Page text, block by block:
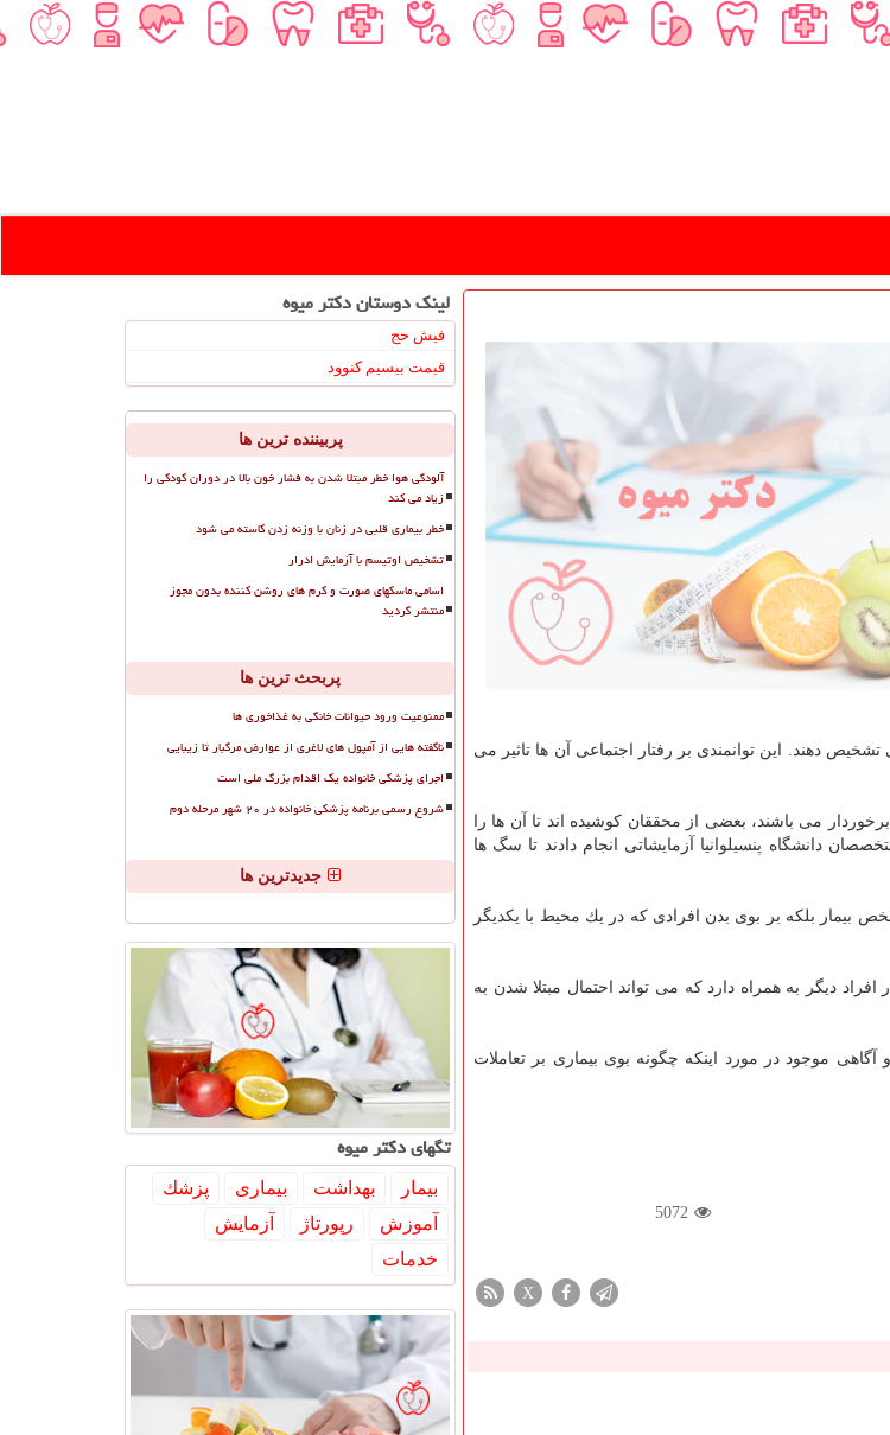
دهند. این توانمندی بر رفتار اجتماعی آن ها تاثیر می
می باشند، بعضی از محققان كوشیده اند تا آن ها را
دانشگاه پنسیلوانیا آزمایشاتی انجام دادند تا سگ ها
بیمار بلكه بر بوی بدن افرادی كه در یك محیط با یكدیگر
دیگر به همراه دارد كه می تواند احتمال مبتلا شدن به
موجود در مورد اینكه چگونه بوی بیماری بر تعاملات
5072
X
لینک دوستان دكتر میوه
فیش حج
قیمت بیسیم کنوود
پربیننده ترین ها
آلودگی هوا خطر مبتلا شدن به فشار خون بالا در دوران کودکی را
زیاد می کند
خطر بیماری قلبی در زنان با وزنه زدن کاسته می شود
تشخیص اوتیسم با آزمایش ادرار
اسامی ماسکهای صورت و کرم های روشن کننده بدون مجوز
منتشر گردید
پربحث ترین ها
ممنوعیت ورود حیوانات خانگی به غذاخوری ها
ناگفته هایی از آمپول های لاغری از عوارض مرگبار تا زیبایی
اجرای پزشکی خانواده یک اقدام بزرگ ملی است
شروع رسمی برنامه پزشکی خانواده در ۲۰ شهر مرحله دوم
جدیدترین ها
تگهای دكتر میوه
بیمار بهداشت بیماری
پزشك
آموزش
رپورتاژ
آزمایش
خدمات